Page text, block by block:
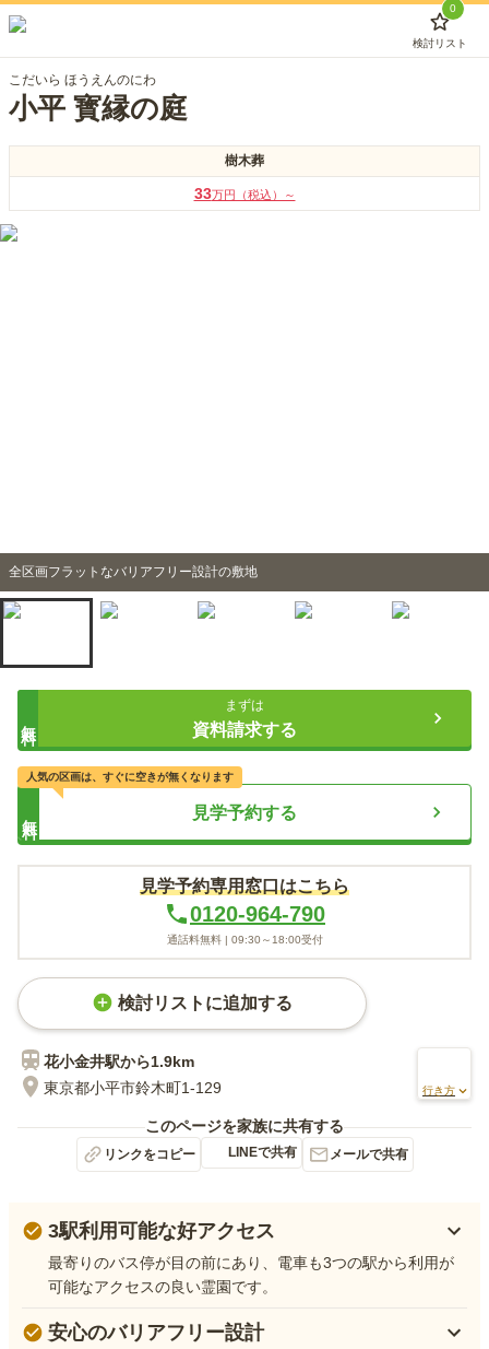
0
検討リスト
こだいら ほうえんのにわ
小平 寳縁の庭
樹木葬
33万円（税込）～
全区画フラットなバリアフリー設計の敷地
まずは
資料請求する
見学予約する
人気の区画は、すぐに空きが無くなります
見学予約専用窓口はこちら
0120-964-790
通話料無料 | 09:30～18:00受付
検討リストに追加する
花小金井駅から1.9km
東京都小平市鈴木町1-129
行き方
このページを家族に共有する
リンクをコピー LINEで共有 メールで共有
3駅利用可能な好アクセス
最寄りのバス停が目の前にあり、電車も3つの駅から利用が
可能なアクセスの良い霊園です。
安心のバリアフリー設計